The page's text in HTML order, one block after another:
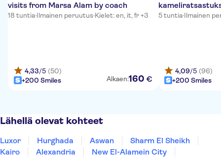
visits from Marsa Alam by coach
18 tuntia·Ilmainen peruutus·Kielet: en, it, fr +3
4,33/5 (50)
+200 Smiles
Alkaen:160 €
5 tuntia·Ilmainen
4,09/5 (96)
+200 Smiles
Lähellä olevat kohteet
Luxor Hurghada Aswan
Sharm El Sheikh
Kairo
Alexandria
New El-Alamein City